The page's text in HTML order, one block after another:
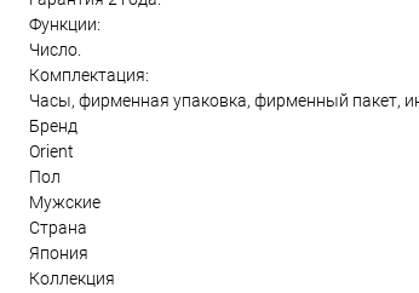
Функции:
Число.
Комплектация:
Часы, фирменная упаковка, фирменный пакет,
Бренд
Orient
Пол
Мужские
Страна
Япония
Коллекция